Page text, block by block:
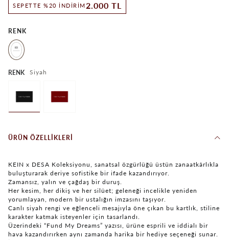
SEPETTE %20 İNDIRIM2.000 TL
RENK
RENK Siyah
ÜRÜN ÖZELLIKLERI
KEIN x DESA Koleksiyonu, sanatsal özgürlüğü üstün zanaatkârlıkla
buluşturarak deriye sofistike bir ifade kazandırıyor.
Zamansız, yalın ve çağdaş bir duruş.
Her kesim, her dikiş ve her silüet; geleneği incelikle yeniden
yorumlayan, modern bir ustalığın imzasını taşıyor.
Canlı siyah rengi ve eğlenceli mesajıyla öne çıkan bu kartlık, stiline
karakter katmak isteyenler için tasarlandı.
Üzerindeki “Fund My Dreams” yazısı, ürüne esprili ve iddialı bir
hava kazandırırken aynı zamanda harika bir hediye seçeneği sunar.